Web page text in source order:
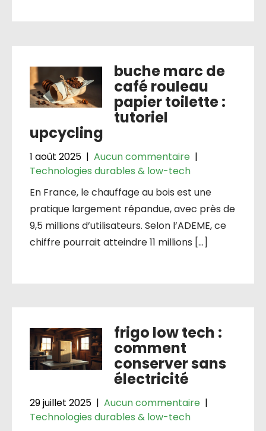
buche marc de
café rouleau
papier toilette :
tutoriel
upcycling
1 août 2025 | Aucun commentaire |
Technologies durables & low-tech
En France, le chauffage au bois est une
pratique largement répandue, avec près de
9,5 millions d’utilisateurs. Selon l’ADEME, ce
chiffre pourrait atteindre 11 millions […]
frigo low tech :
comment
conserver sans
électricité
29 juillet 2025 | Aucun commentaire |
Technologies durables & low-tech